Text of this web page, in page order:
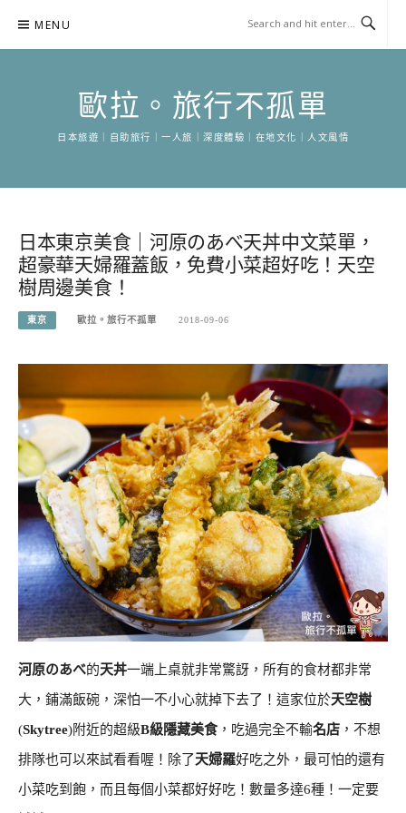
content
MENU
歐拉。旅行不孤單
日本旅遊｜自助旅行｜一人旅｜深度體驗｜在地文化｜人文風情
日本東京美食｜河原のあべ天丼中文菜單，
超豪華天婦羅蓋飯，免費小菜超好吃！天空
樹周邊美食！
東京 歐拉。旅行不孤單 2018-09-06
河原のあべ的天丼一端上桌就非常驚訝，所有的食材都非常
大，鋪滿飯碗，深怕一不小心就掉下去了！這家位於天空樹
(Skytree)附近的超級B級隱藏美食 ，吃過完全不輸名店 ，不想
排隊也可以來試看看喔！除了天婦羅好吃之外，最可怕的還有
小菜吃到飽，而且每個小菜都好好吃！數量多達6種！一定要